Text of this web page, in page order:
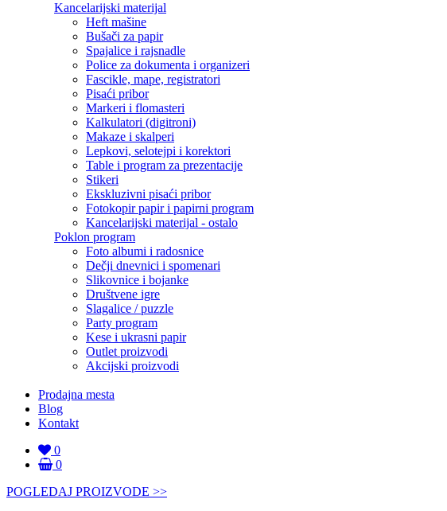
Kancelarijski materijal
Heft mašine
Bušači za papir
Spajalice i rajsnadle
Police za dokumenta i organizeri
Fascikle, mape, registratori
Pisaći pribor
Markeri i flomasteri
Kalkulatori (digitroni)
Makaze i skalperi
Lepkovi, selotejpi i korektori
Table i program za prezentacije
Stikeri
Ekskluzivni pisaći pribor
Fotokopir papir i papirni program
Kancelarijski materijal - ostalo
Poklon program
Foto albumi i radosnice
Dečji dnevnici i spomenari
Slikovnice i bojanke
Društvene igre
Slagalice / puzzle
Party program
Kese i ukrasni papir
Outlet proizvodi
Akcijski proizvodi
Prodajna mesta
Blog
Kontakt
0
0
POGLEDAJ PROIZVODE >>